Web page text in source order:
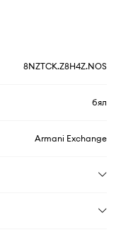
8NZTCK.Z8H4Z.NOS
бял
Armani Exchange